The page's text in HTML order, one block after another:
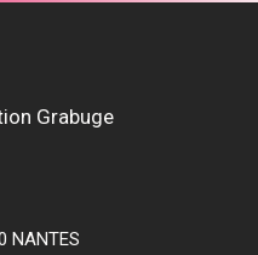
Grabuge
NANTES